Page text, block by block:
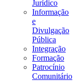
Jurídico
Informação
e
Divulgação
Pública
Integração
Formação
Patrocínio
Comunitário